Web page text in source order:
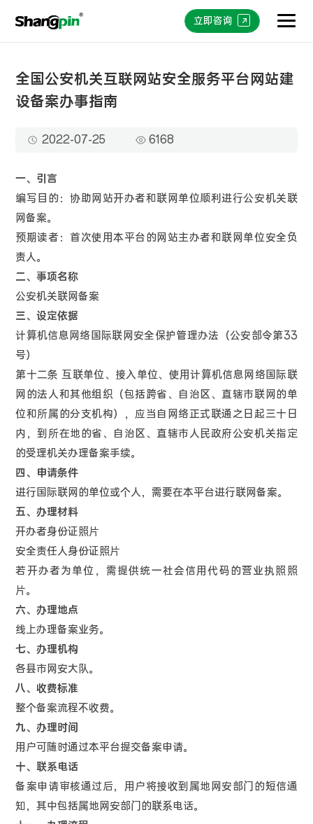
立即咨询
全国公安机关互联网站安全服务平台网站建
设备案办事指南
2022-07-25 6168
一、引言
编写目的：协助网站开办者和联网单位顺利进行公安机关联
网备案。
预期读者：首次使用本平台的网站主办者和联网单位安全负
责人。
二、事项名称
公安机关联网备案
三、设定依据
计算机信息网络国际联网安全保护管理办法（公安部令第33
号）
第十二条 互联单位、接入单位、使用计算机信息网络国际联
网的法人和其他组织（包括跨省、自治区、直辖市联网的单
位和所属的分支机构），应当自网络正式联通之日起三十日
内，到所在地的省、自治区、直辖市人民政府公安机关指定
的受理机关办理备案手续。
四、申请条件
进行国际联网的单位或个人，需要在本平台进行联网备案。
五、办理材料
开办者身份证照片
安全责任人身份证照片
若开办者为单位，需提供统一社会信用代码的营业执照照
片。
六、办理地点
线上办理备案业务。
七、办理机构
各县市网安大队。
八、收费标准
整个备案流程不收费。
九、办理时间
用户可随时通过本平台提交备案申请。
十、联系电话
备案申请审核通过后，用户将接收到属地网安部门的短信通
知，其中包括属地网安部门的联系电话。